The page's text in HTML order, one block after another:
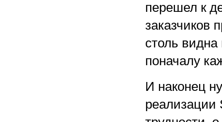
перешел к
заказчиков
столь видна
поначалу
И наконец
реализации